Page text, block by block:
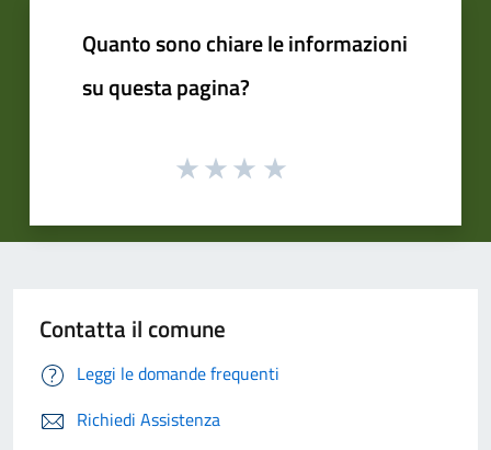
Quanto sono chiare le informazioni
su questa pagina?
Contatta il comune
Leggi le domande frequenti
Richiedi Assistenza